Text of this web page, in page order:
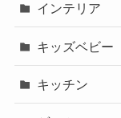
インテリア
キッズベビー
キッチン